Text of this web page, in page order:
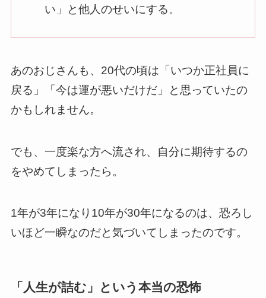
い」と他人のせいにする。
あのおじさんも、20代の頃は「いつか正社員に
戻る」「今は運が悪いだけだ」と思っていたの
かもしれません。
でも、一度楽な方へ流され、自分に期待するの
をやめてしまったら。
1年が3年になり10年が30年になるのは、恐ろし
いほど一瞬なのだと気づいてしまったのです。
「人生が詰む」という本当の恐怖